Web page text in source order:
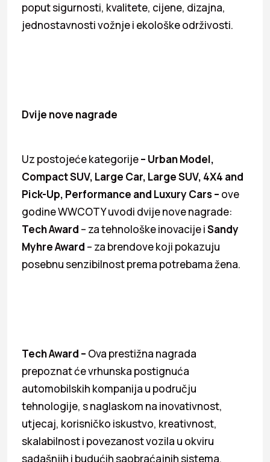
poput sigurnosti, kvalitete, cijene, dizajna,
jednostavnosti vožnje i ekološke održivosti.
Dvije nove nagrade
Uz postojeće kategorije– Urban Model,
Compact SUV, Large Car, Large SUV, 4X4 and
Pick-Up, Performance and Luxury Cars– ove
godine WWCOTY uvodi dvije nove nagrade:
Tech Award – za tehnološke inovacije iSandy
Myhre Award – za brendove koji pokazuju
posebnu senzibilnost prema potrebama žena.
Tech Award – Ova prestižna nagrada
prepoznat će vrhunska postignuća
automobilskih kompanija u području
tehnologije, s naglaskom na inovativnost,
utjecaj, korisničko iskustvo, kreativnost,
skalabilnost i povezanost vozila u okviru
sadašnjih i budućih saobraćajnih sistema.